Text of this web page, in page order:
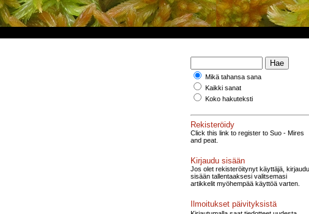
Mikä tahansa sana
Kaikki sanat
Koko hakuteksti
Rekisteröidy
Click this link to register to Suo - Mires
and peat.
Kirjaudu sisään
Jos olet rekisteröitynyt käyttäjä, kirjaudu
sisään tallentaaksesi valitsemasi
artikkelit myöhempää käyttöä varten.
Ilmoitukset päivityksistä